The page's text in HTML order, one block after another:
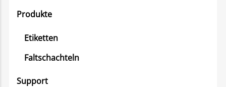
Produkte
Etiketten
Faltschachteln
Support